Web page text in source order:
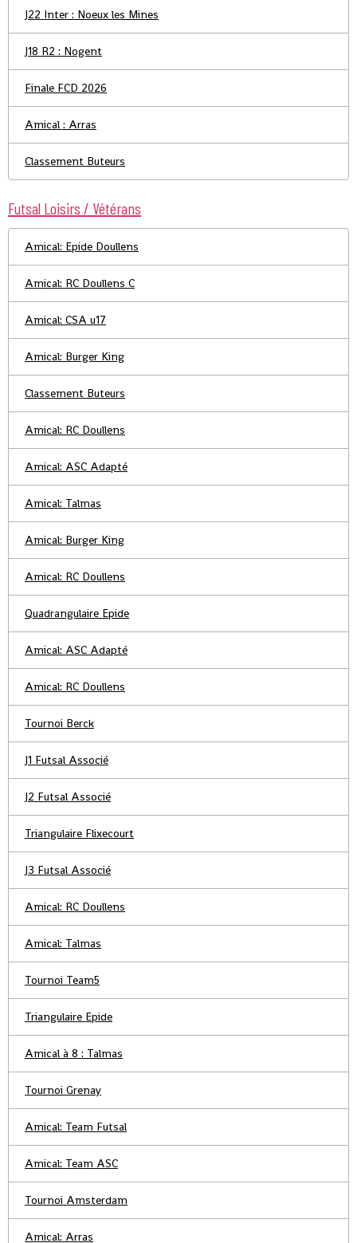
J22 Inter : Noeux les Mines
J18 R2 : Nogent
Finale FCD 2026
Amical : Arras
Classement Buteurs
Futsal Loisirs / Vétérans
Amical: Epide Doullens
Amical: RC Doullens C
Amical: CSA u17
Amical: Burger King
Classement Buteurs
Amical: RC Doullens
Amical: ASC Adapté
Amical: Talmas
Amical: Burger King
Amical: RC Doullens
Quadrangulaire Epide
Amical: ASC Adapté
Amical: RC Doullens
Tournoi Berck
J1 Futsal Associé
J2 Futsal Associé
Triangulaire Flixecourt
J3 Futsal Associé
Amical: RC Doullens
Amical: Talmas
Tournoi Team5
Triangulaire Epide
Amical à 8 : Talmas
Tournoi Grenay
Amical: Team Futsal
Amical: Team ASC
Tournoi Amsterdam
Amical: Arras